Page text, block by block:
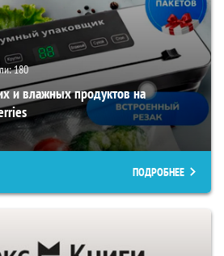
180
и влажных продуктов на
ПОДРОБНЕЕ